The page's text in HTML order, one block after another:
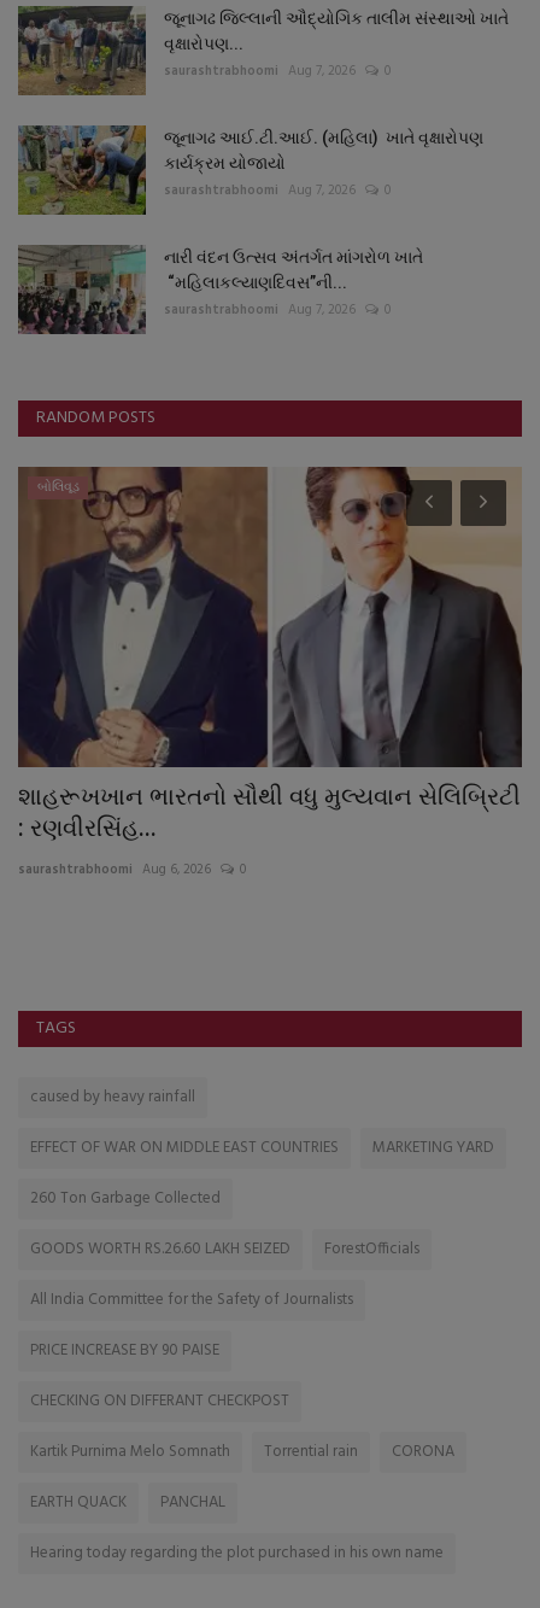
જૂનાગઢ જિલ્લાની ઔદ્યોગિક તાલીમ સંસ્થાઓ ખાતે
વૃક્ષારોપણ...
saurashtrabhoomi Aug 7, 2026 0
જૂનાગઢ આઈ.ટી.આઈ. (મહિલા) ખાતે વૃક્ષારોપણ
કાર્યક્રમ યોજાયો
saurashtrabhoomi Aug 7, 2026 0
નારી વંદન ઉત્સવ અંતર્ગત માંગરોળ ખાતે
“મહિલાકલ્યાણદિવસ”ની...
saurashtrabhoomi Aug 7, 2026 0
RANDOM POSTS
બોલિવૂડ
શાહરૂખખાન ભારતનો સૌથી વધુ મુલ્યવાન સેલિબ્રિટી
: રણવીરસિંહ...
saurashtrabhoomi Aug 6, 2026 0
TAGS
caused by heavy rainfall
EFFECT OF WAR ON MIDDLE EAST COUNTRIES
MARKETING YARD
260 Ton Garbage Collected
GOODS WORTH RS.26.60 LAKH SEIZED
ForestOfficials
All India Committee for the Safety of Journalists
PRICE INCREASE BY 90 PAISE
CHECKING ON DIFFERANT CHECKPOST
Kartik Purnima Melo Somnath
Torrential rain
CORONA
EARTH QUACK
PANCHAL
Hearing today regarding the plot purchased in his own name